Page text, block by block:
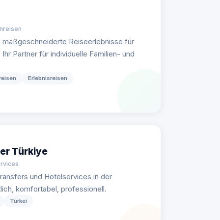
maßgeschneiderte Reiseerlebnisse für
Partner für individuelle Familien- und
Erlebnisreisen
Türkiye
und Hotelservices in der
komfortabel, professionell.
Türkei